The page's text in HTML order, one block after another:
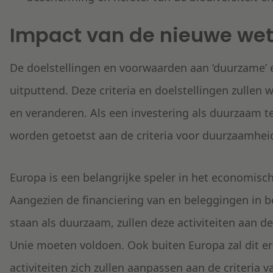
Impact van de nieuwe
De doelstellingen en voorwaarden aan
uitputtend. Deze criteria en doelstellingen zullen
en veranderen. Als een investering als duurzaam
worden getoetst aan de criteria voor
Europa is een belangrijke speler in het
Aangezien de financiering van en beleggingen in
staan als duurzaam, zullen deze activiteiten aan
Unie moeten voldoen. Ook buiten Europa zal dit
activiteiten zich zullen aanpassen aan de criteria